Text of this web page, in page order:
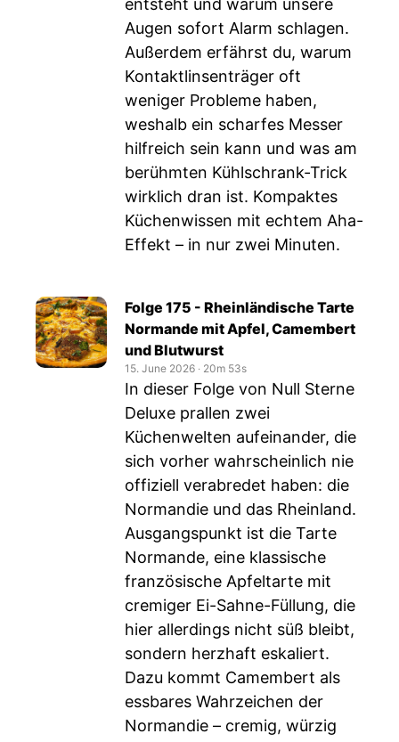
entsteht und warum unsere
Augen sofort Alarm schlagen.
Außerdem erfährst du, warum
Kontaktlinsenträger oft
weniger Probleme haben,
weshalb ein scharfes Messer
hilfreich sein kann und was am
berühmten Kühlschrank-Trick
wirklich dran ist. Kompaktes
Küchenwissen mit echtem Aha-
Effekt – in nur zwei Minuten.
Folge 175 - Rheinländische Tarte
Normande mit Apfel, Camembert
und Blutwurst
15. June 2026 ‧ 20m 53s
In dieser Folge von Null Sterne
Deluxe prallen zwei
Küchenwelten aufeinander, die
sich vorher wahrscheinlich nie
offiziell verabredet haben: die
Normandie und das Rheinland.
Ausgangspunkt ist die Tarte
Normande, eine klassische
französische Apfeltarte mit
cremiger Ei-Sahne-Füllung, die
hier allerdings nicht süß bleibt,
sondern herzhaft eskaliert.
Dazu kommt Camembert als
essbares Wahrzeichen der
Normandie – cremig, würzig